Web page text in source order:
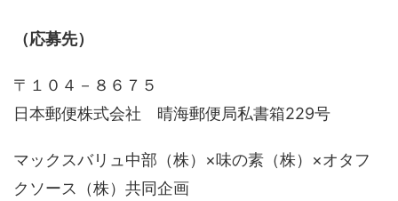
（応募先）
〒１０４－８６７５
日本郵便株式会社 晴海郵便局私書箱229号
マックスバリュ中部（株）×味の素（株）×オタフ
クソース（株）共同企画